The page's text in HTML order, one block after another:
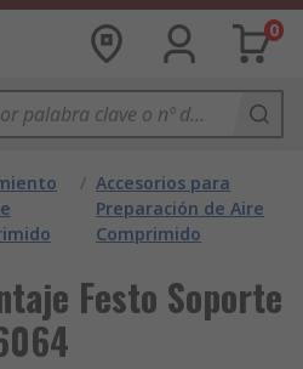
0
/ Accesorios para
Preparación de Aire
Comprimido
Festo Soporte